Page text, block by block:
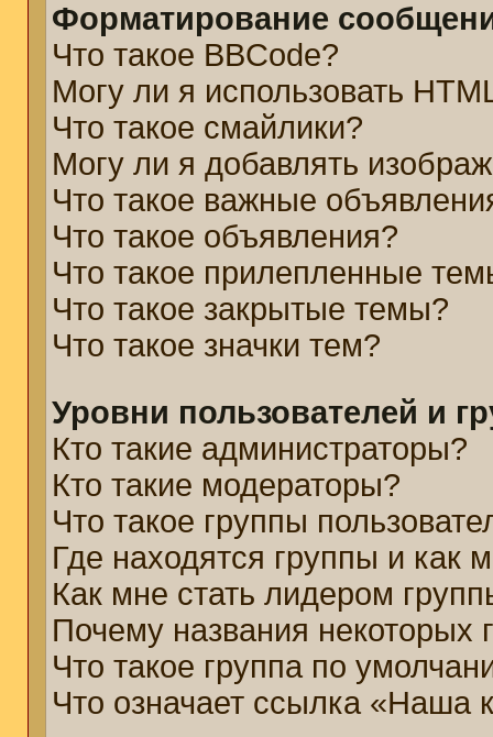
Форматирование
Что такое BBCode?
Могу ли я использовать
Что такое смайлики?
Могу ли я добавлять
Что такое важные
Что такое объявления?
Что такое прилепленные
Что такое закрытые темы?
Что такое значки тем?
Уровни пользователей и
Кто такие администраторы?
Кто такие модераторы?
Что такое группы
Где находятся группы и как
Как мне стать лидером
Почему названия некоторых
Что такое группа по
Что означает ссылка «Наша